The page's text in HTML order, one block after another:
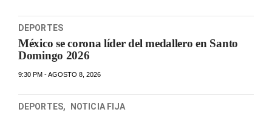
DEPORTES
México se corona líder del medallero en Santo
Domingo 2026
9:30 PM - AGOSTO 8, 2026
DEPORTES, NOTICIA FIJA